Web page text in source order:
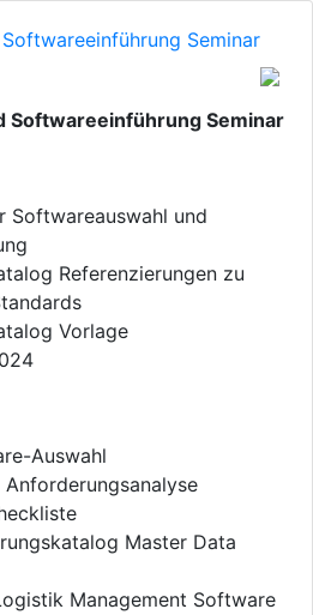
Seminar
Softwareeinführung Seminar
Softwareauswahl und
Referenzierungen zu
Vorlage
Auswahl
Anforderungsanalyse
Master Data
Management Software